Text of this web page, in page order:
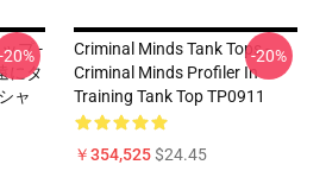
プ -
にタ
ャ
-20%
Criminal Minds Tank Tops -
Criminal Minds Profiler In
Training Tank Top TP0911
￥354,525$24.45
-20%